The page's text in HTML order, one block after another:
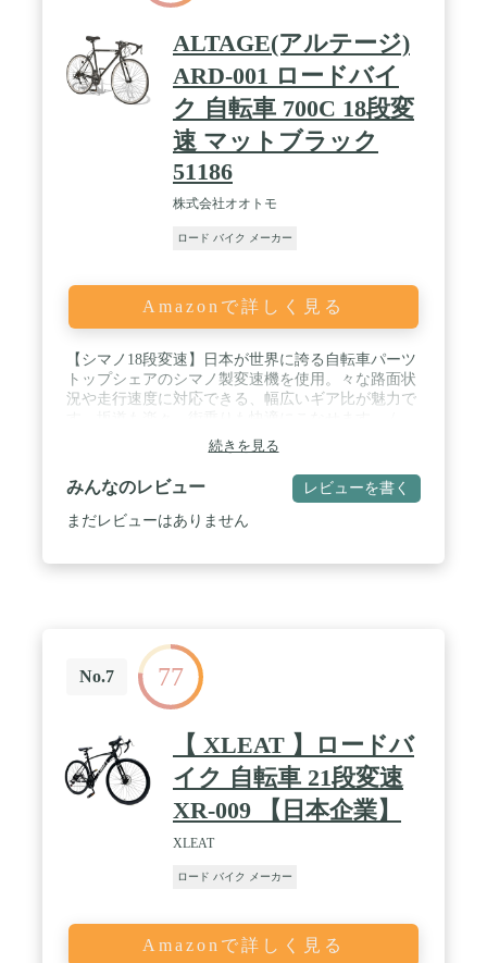
があります。<br> 仕様変更などにより、イラスト
や内容が一部実車と異なる場合があります。予めご
了承ください。<br>※寸法や重量などの数値は部品
の製造誤差や仕様変更で変わる場合があります。予
めご了承ください。
ALTAGE(アルテージ)
ARD-001 ロードバイ
ク 自転車 700C 18段変
速 マットブラック
51186
株式会社オオトモ
ロード バイク メーカー
Amazonで詳しく見る
【シマノ18段変速】日本が世界に誇る自転車パーツ
トップシェアのシマノ製変速機を使用。々な路面状
況や走行速度に対応できる、幅広いギア比が魅力で
【700x25Cタイヤ】転がり抵抗が少なく、スピード
が出しやすい、700x25Cタイヤを採用。振動吸収性
が高く、快適な走行が可能です。 / 【耐久性に優れ
たスチールフレーム】アルミフレームに比べて、耐
久性が高く、振動吸収性に優れたスチールフレーム
会社オオトモのホームページに記載しております。
続きを見る
みんなのレビュー レビューを書く
まだレビューはありません
No.7 77
【 XLEAT 】ロードバ
イク 自転車 21段変速
XR-009 【日本企業】
XLEAT
ロード バイク メーカー
Amazonで詳しく見る